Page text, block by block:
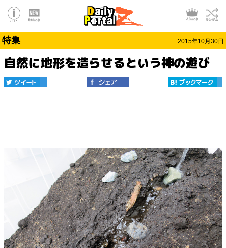
特集 2015年10月30日
自然に地形を造らせるという神の遊び